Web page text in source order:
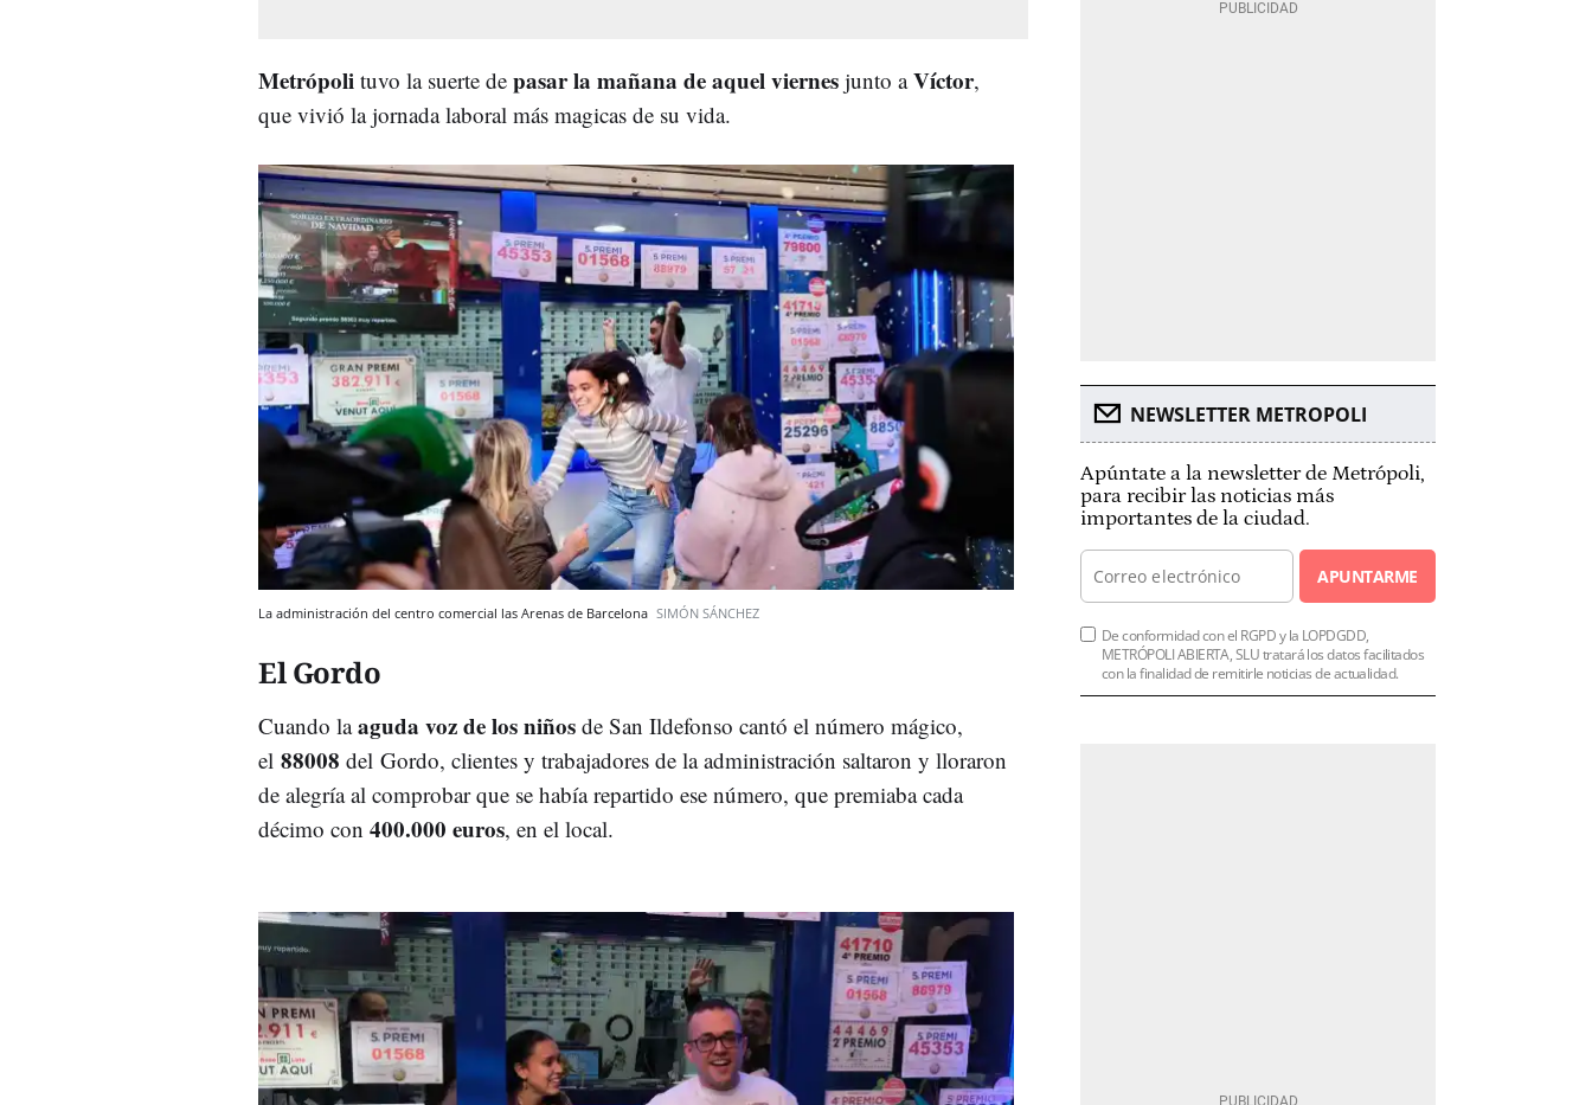
Metrópoli tuvo la suerte de pasar la mañana de aquel viernes junto aVíctor,
que vivió la jornada laboral más magicas de su vida.
La administración del centro comercial las Arenas de Barcelona SIMÓN SÁNCHEZ
El Gordo
Cuando laaguda voz de los niños de San Ildefonso cantó el número mágico,
el 88008 del Gordo, clientes y trabajadores de la administración saltaron y lloraron
de alegría al comprobar que se había repartido ese número, que premiaba cada
décimo con 400.000 euros, en el local.
NEWSLETTER METROPOLI
Apúntate a la newsletter de Metrópoli,
para recibir las noticias más
importantes de la ciudad.
APUNTARME
De conformidad con el RGPD y la LOPDGDD,
METRÓPOLI ABIERTA, SLU tratará los datos facilitados
con la finalidad de remitirle noticias de actualidad.